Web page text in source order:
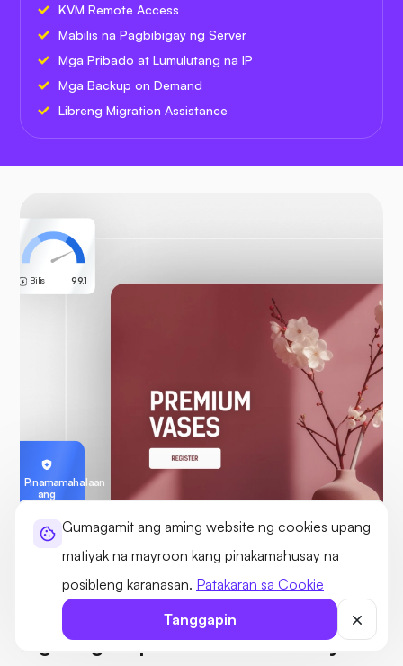
Gumagamit ang aming website ng cookies upang
matiyak na mayroon kang pinakamahusay na
posibleng karanasan. Patakaran sa Cookie
Tanggapin
KVM Remote Access
Mabilis na Pagbibigay ng Server
Mga Pribado at Lumulutang na IP
Mga Backup on Demand
Libreng Migration Assistance
MGA SERVER NA PINAMAMAHALAAN AT HIGH-PERFORMING
Mga High-Speed Server na may
Bilis 99.1
Pinamamahalaan
ang